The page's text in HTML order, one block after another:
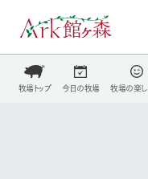
牧場トップ 今日の牧場 牧場の楽